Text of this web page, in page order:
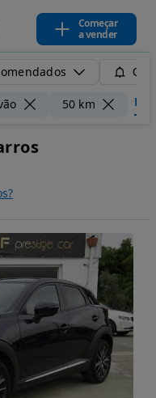
Começar
a vender
50 km